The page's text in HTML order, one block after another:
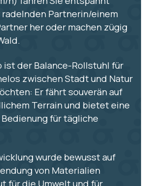
radelnden Partnerin/einem
her oder machen zügig
ist der Balance-Rollstuhl für
zwischen Stadt und Natur
Er fährt souverän auf
Terrain und bietet eine
für tägliche
wurde bewusst auf
von Materialien